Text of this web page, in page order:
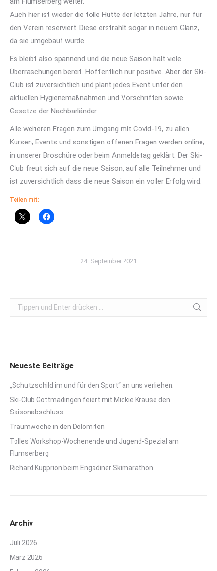
Auch hier ist wieder die tolle Hütte der letzten Jahre, nur für
den Verein reserviert. Diese erstrahlt sogar in neuem Glanz,
da sie umgebaut wurde.
Es bleibt also spannend und die neue Saison hält viele
Überraschungen bereit. Hoffentlich nur positive. Aber der Ski-
Club ist zuversichtlich und plant jedes Event unter den
aktuellen Hygienemaßnahmen und Vorschriften sowie
Gesetze der Nachbarländer.
Alle weiteren Fragen zum Umgang mit Covid-19, zu allen
Kursen, Events und sonstigen offenen Fragen werden online,
in unserer Broschüre oder beim Anmeldetag geklärt. Der Ski-
Club freut sich auf die neue Saison, auf alle Teilnehmer und
ist zuversichtlich dass die neue Saison ein voller Erfolg wird.
Teilen mit:
24. September 2021
Search:
Neueste Beiträge
„Schutzschild im und für den Sport“ an uns verliehen.
Ski-Club Gottmadingen feiert mit Mickie Krause den
Saisonabschluss
Traumwoche in den Dolomiten
Tolles Workshop-Wochenende und Jugend-Spezial am
Flumserberg
Richard Kupprion beim Engadiner Skimarathon
Archiv
Juli 2026
März 2026